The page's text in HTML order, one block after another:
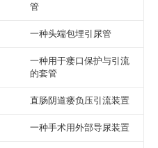
管
一种头端包埋引尿管
一种用于瘘口保护与引流
的套管
直肠阴道瘘负压引流装置
一种手术用外部导尿装置